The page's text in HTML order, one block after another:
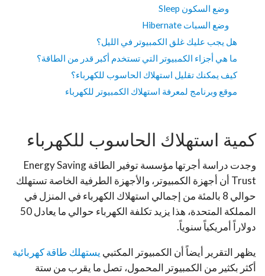
وضع السكون Sleep
وضع السبات Hibernate
هل يجب عليك غلق الكمبيوتر في الليل؟
ما هي أجزاء الكمبيوتر التي تستخدم أكبر قدر من الطاقة؟
كيف يمكنك تقليل استهلاك الحاسوب للكهرباء؟
موقع وبرنامج لمعرفة استهلاك الكمبيوتر للكهرباء
كمية استهلاك الحاسوب للكهرباء
وجدت دراسة أجرتها مؤسسة توفير الطاقة Energy Saving
Trust أن أجهزة الكمبيوتر، والأجهزة الطرفية الخاصة تستهلك
حوالي 8 بالمئة من إجمالي استهلاك الكهرباء في المنزل في
المملكة المتحدة، هذا يزيد تكلفة الكهرباء حوالي ما يعادل 50
دولاراً أمريكياً سنوياً.
يظهر التقرير أيضاً أن الكمبيوتر المكتبي يستهلك طاقة كهربائية
أكثر بكثير من الكمبيوتر المحمول، تصل ما يقرب من ستة